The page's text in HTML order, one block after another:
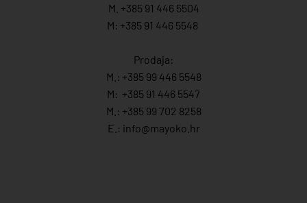
M. +385 91 446 5504
M: +385 91 446 5548
Prodaja:
M.: +385 99 446 5548
M: +385 91 446 5547
M.: +385 99 702 8258
E.: info@mayoko. hr